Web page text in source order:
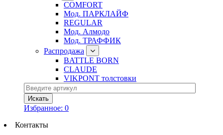
COMFORT
Мод. ПАРКЛАЙФ
REGULAR
Мод. Алмодо
Мод. ТРАФФИК
Распродажа
BATTLE BORN
CLAUDE
VIKPONT толстовки
Избранное: 0
Контакты